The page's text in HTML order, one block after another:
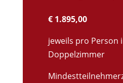
€ 1.895,00
jeweils pro Person
Doppelzimmer